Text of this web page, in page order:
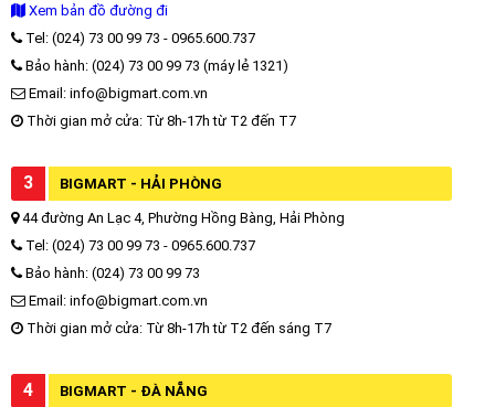
Xem bản đồ đường đi
Tel: (024) 73 00 99 73 - 0965.600.737
Bảo hành: (024) 73 00 99 73 (máy lẻ 1321)
Email: info@bigmart.com.vn
Thời gian mở cửa: Từ 8h-17h từ T2 đến T7
3 BIGMART - HẢI PHÒNG
44 đường An Lạc 4, Phường Hồng Bàng, Hải Phòng
Tel: (024) 73 00 99 73 - 0965.600.737
Bảo hành: (024) 73 00 99 73
Email: info@bigmart.com.vn
Thời gian mở cửa: Từ 8h-17h từ T2 đến sáng T7
4 BIGMART - ĐÀ NẴNG